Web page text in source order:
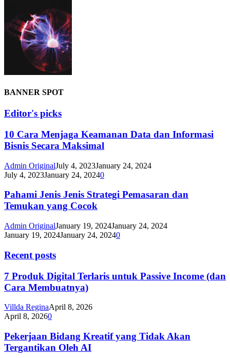
BANNER SPOT
Editor's picks
10 Cara Menjaga Keamanan Data dan Informasi
Bisnis Secara Maksimal
Admin OriginalJuly 4, 2023January 24, 2024
July 4, 2023January 24, 20240
Pahami Jenis Jenis Strategi Pemasaran dan
Temukan yang Cocok
Admin OriginalJanuary 19, 2024January 24, 2024
January 19, 2024January 24, 20240
Recent posts
7 Produk Digital Terlaris untuk Passive Income (dan
Cara Membuatnya)
Villda ReginaApril 8, 2026
April 8, 20260
Pekerjaan Bidang Kreatif yang Tidak Akan
Tergantikan Oleh AI